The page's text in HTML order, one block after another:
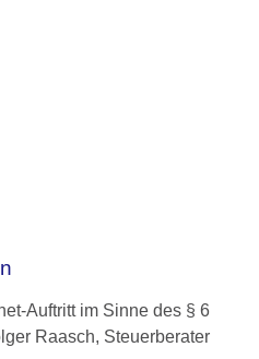
Auftritt im Sinne des § 6
Raasch, Steuerberater